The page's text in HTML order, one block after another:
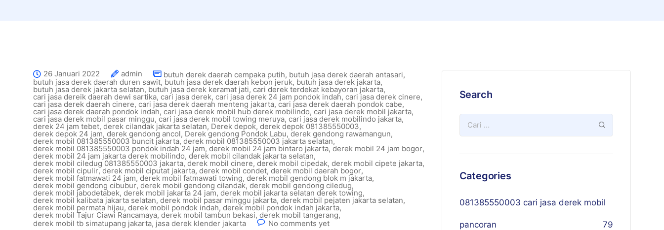
26 Januari 2022 admin butuh derek daerah cempaka putih, butuh jasa derek daerah antasari,
butuh jasa derek daerah duren sawit, butuh jasa derek daerah kebon jeruk, butuh jasa derek jakarta,
butuh jasa derek jakarta selatan, butuh jasa derek keramat jati, cari derek terdekat kebayoran jakarta,
cari jasa dereik daerah dewi sartika, cari jasa derek, cari jasa derek 24 jam pondok indah, cari jasa derek cinere,
cari jasa derek daerah cinere, cari jasa derek daerah menteng jakarta, cari jasa derek daerah pondok cabe,
cari jasa derek daerah pondok indah, cari jasa derek mobil hub derek mobilindo, cari jasa derek mobil jakarta,
cari jasa derek mobil pasar minggu, cari jasa derek mobil towing meruya, cari jasa derek mobilindo jakarta,
derek 24 jam tebet, derek cilandak jakarta selatan, Derek depok, derek depok 081385550003,
derek depok 24 jam, derek gendong ancol, Derek gendong Pondok Labu, derek gendong rawamangun,
derek mobil 081385550003 buncit jakarta,derek mobil 081385550003 jakarta selatan,
derek mobil 081385550003 pondok indah 24 jam, derek mobil 24 jam bintaro jakarta, derek mobil 24 jam bogor,
derek mobil 24 jam jakarta derek mobilindo, derek mobil cilandak jakarta selatan,
derek mobil ciledug 081385550003 jakarta,derek mobil cinere, derek mobil cipedak, derek mobil cipete jakarta,
derek mobil cipulir,derek mobil ciputat jakarta, derek mobil condet, derek mobil daerah bogor,
derek mobil fatmawati 24 jam, derek mobil fatmawati towing, derek mobil gendong blok m jakarta,
derek mobil gendong cibubur, derek mobil gendong cilandak, derek mobil gendong ciledug,
derek mobil jabodetabek, derek mobil jakarta 24 jam, derek mobil jakarta selatan derek towing,
derek mobil kalibata jakarta selatan, derek mobil pasar minggu jakarta, derek mobil pejaten jakarta selatan,
derek mobil permata hijau, derek mobil pondok indah, derek mobil pondok indah jakarta,
derek mobil Tajur Ciawi Rancamaya, derek mobil tambun bekasi, derek mobil tangerang,
derek mobil tb simatupang jakarta, jasa derek klender jakarta No comments yet
Search
Categories
081385550003 cari jasa derek mobil
pancoran 79